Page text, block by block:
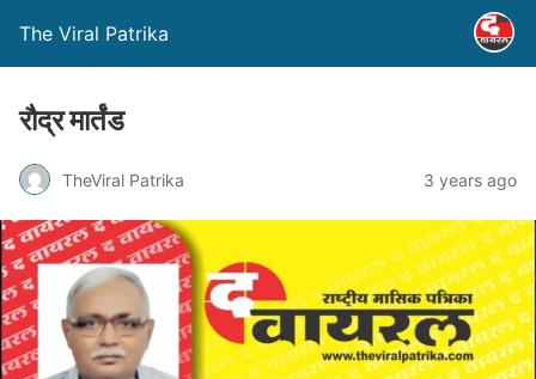
The Viral Patrika
रौद्र मार्तंड
TheViral Patrika 3 years ago